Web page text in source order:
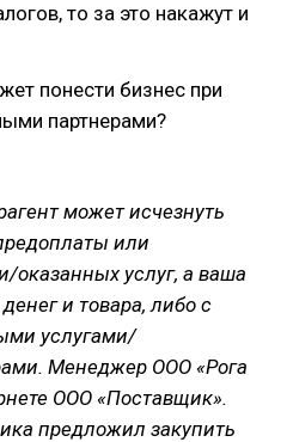
то за это накажут и
понести бизнес при
партнерами?
может исчезнуть
или
оказанных услуг, а ваша
и товара, либо с
услугами/
Менеджер ООО «Рога
ООО «Поставщик».
предложил закупить